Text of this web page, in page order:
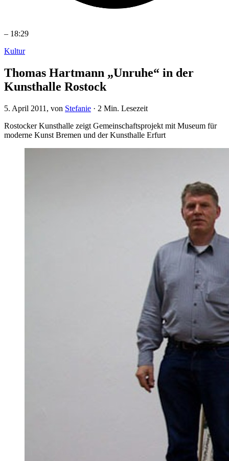
– 18:29
Kultur
Thomas Hartmann „Unruhe“ in der
Kunsthalle Rostock
5. April 2011 , von Stefanie · 2 Min. Lesezeit
Rostocker Kunsthalle zeigt Gemeinschaftsprojekt mit Museum für
moderne Kunst Bremen und der Kunsthalle Erfurt